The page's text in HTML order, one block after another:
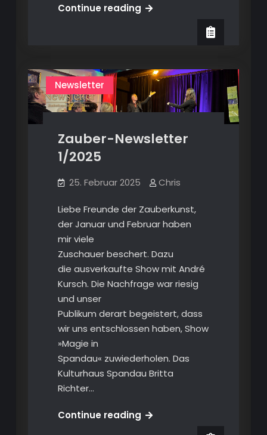
Continue readingZauber-
Newsletter
Zauber-Newsletter
1/2025
25. Februar 2025 Chris
Liebe Freunde der Zauberkunst,
der Januar und Februar haben
mir viele
Zuschauer beschert. Dazu
die ausverkaufte Show mit André
Kursch. Die Nachfrage war riesig
und unser
Publikum derart begeistert, dass
wir uns entschlossen haben, Show
»Magie in
Spandau« zuwiederholen. Das
Kulturhaus Spandau Britta
Richter…
Continue readingZauber-